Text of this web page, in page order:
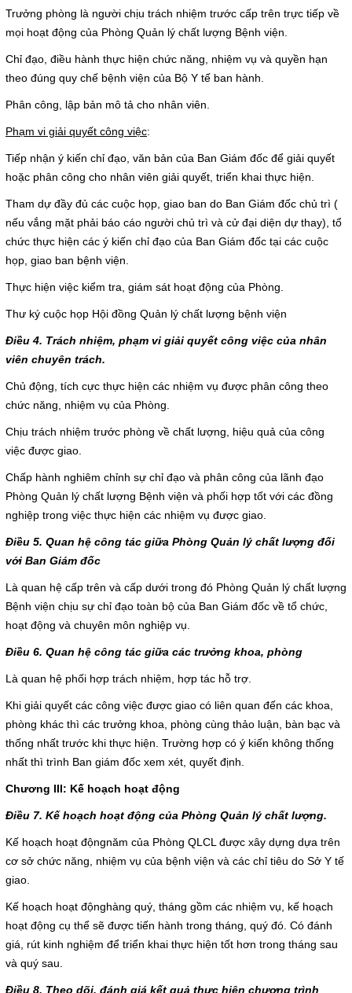
Trưởng phòng là người chịu trách nhiệm trước cấp trên trực tiếp về
mọi hoạt động của Phòng Quản lý chất lượng Bệnh viện.
Chỉ đạo, điều hành thực hiện chức năng, nhiệm vụ và quyền hạn
theo đúng quy chế bệnh viện của Bộ Y tế ban hành.
Phân công, lập bản mô tả cho nhân viên.
Phạm vi giải quyết công việc:
Tiếp nhận ý kiến chỉ đạo, văn bản của Ban Giám đốc để giải quyết
hoặc phân công cho nhân viên giải quyết, triển khai thực hiện.
Tham dự đầy đủ các cuộc họp, giao ban do Ban Giám đốc chủ trì (
nếu vắng mặt phải báo cáo người chủ trì và cử đại diện dự thay), tổ
chức thực hiện các ý kiến chỉ đạo của Ban Giám đốc tại các cuộc
họp, giao ban bệnh viện.
Thực hiện việc kiểm tra, giám sát hoạt động của Phòng.
Thư ký cuộc họp Hội đồng Quản lý chất lượng bệnh viện
Điều 4. Trách nhiệm, phạm vi giải quyết công việc của nhân
viên chuyên trách.
Chủ động, tích cực thực hiện các nhiệm vụ được phân công theo
chức năng, nhiệm vụ của Phòng.
Chịu trách nhiệm trước phòng về chất lượng, hiệu quả của công
việc được giao.
Chấp hành nghiêm chỉnh sự chỉ đạo và phân công của lãnh đạo
Phòng Quản lý chất lượng Bệnh viện và phối hợp tốt với các đồng
nghiệp trong việc thực hiện các nhiệm vụ được giao.
Điều 5. Quan hệ công tác giữa Phòng Quản lý chất lượng đối
với Ban Giám đốc
Là quan hệ cấp trên và cấp dưới trong đó Phòng Quản lý chất lượng
Bệnh viện chịu sự chỉ đạo toàn bộ của Ban Giám đốc về tổ chức,
hoạt động và chuyên môn nghiệp vụ.
Điều 6. Quan hệ công tác giữa các trưởng khoa, phòng
Là quan hệ phối hợp trách nhiệm, hợp tác hỗ trợ.
Khi giải quyết các công việc được giao có liên quan đến các khoa,
phòng khác thì các trưởng khoa, phòng cùng thảo luận, bàn bạc và
thống nhất trước khi thực hiện. Trường hợp có ý kiến không thống
nhất thì trình Ban giám đốc xem xét, quyết định.
Chương III: Kế hoạch hoạt động
Điều 7. Kế hoạch hoạt động của Phòng Quản lý chất lượng.
Kế hoạch hoạt độngnăm của Phòng QLCL được xây dựng dựa trên
cơ sở chức năng, nhiệm vụ của bệnh viện và các chỉ tiêu do Sở Y tế
giao.
Kế hoạch hoạt độnghàng quý, tháng gồm các nhiệm vụ, kế hoạch
hoạt động cụ thể sẽ được tiến hành trong tháng, quý đó. Có đánh
giá, rút kinh nghiệm để triển khai thực hiện tốt hơn trong tháng sau
và quý sau.
Điều 8. Theo dõi, đánh giá kết quả thực hiện chương trình
Lịch làm việc
Thư giãn
Chỉ số bệnh viện
Liên hệ
Đóng
Cấp cứu (24/24)
(08) 3710 1445
bvdkhocmon@gmail.com